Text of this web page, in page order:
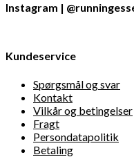
Instagram |
Kundeservice
Spørgsmål og svar
Kontakt
Vilkår og betingelser
Fragt
Persondatapolitik
Betaling